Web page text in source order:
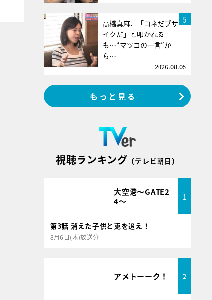
5
高橋真麻、「コネだブサ
イクだ」と叩かれる
も…“マツコの一言”か
ら…
2026.08.05
もっと見る
視聴ランキング （テレビ朝日）
大空港～GATE2
4～
1
第3話 消えた子供と兎を追え！
8月6日(木)放送分
アメトーーク！ 2